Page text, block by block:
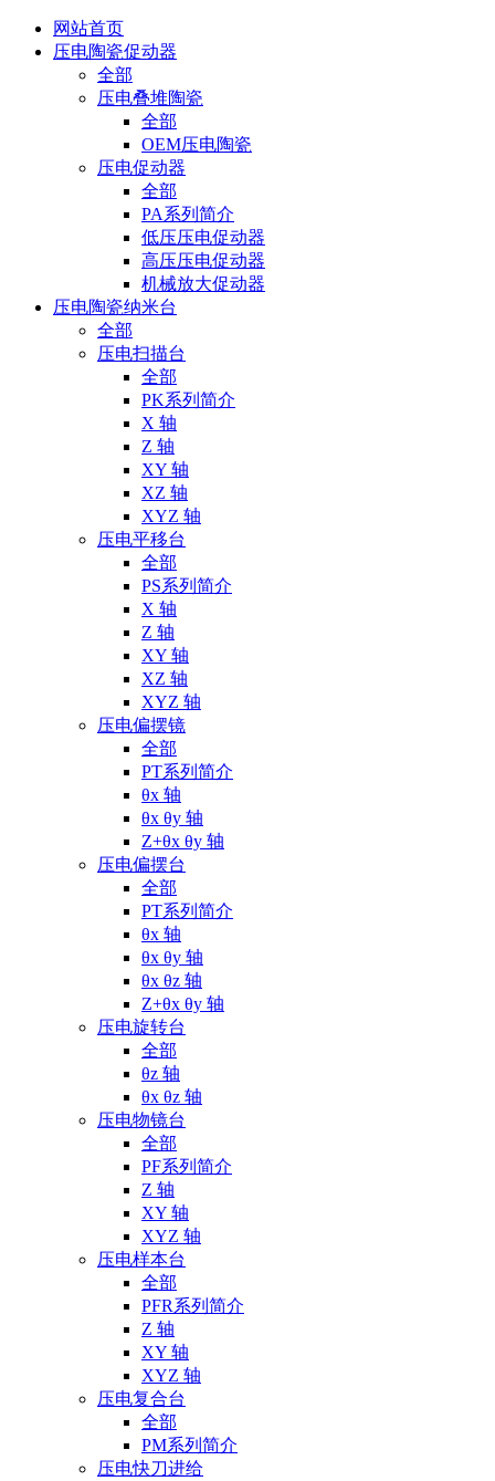
网站首页
压电陶瓷促动器
全部
压电叠堆陶瓷
全部
OEM压电陶瓷
压电促动器
全部
PA系列简介
低压压电促动器
高压压电促动器
机械放大促动器
压电陶瓷纳米台
全部
压电扫描台
全部
PK系列简介
X 轴
Z 轴
XY 轴
XZ 轴
XYZ 轴
压电平移台
全部
PS系列简介
X 轴
Z 轴
XY 轴
XZ 轴
XYZ 轴
压电偏摆镜
全部
PT系列简介
θx 轴
θx θy 轴
Z+θx θy 轴
压电偏摆台
全部
PT系列简介
θx 轴
θx θy 轴
θx θz 轴
Z+θx θy 轴
压电旋转台
全部
θz 轴
θx θz 轴
压电物镜台
全部
PF系列简介
Z 轴
XY 轴
XYZ 轴
压电样本台
全部
PFR系列简介
Z 轴
XY 轴
XYZ 轴
压电复合台
全部
PM系列简介
压电快刀进给